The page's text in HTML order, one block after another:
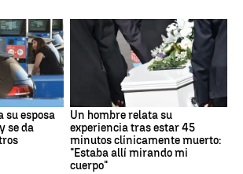
su esposa
se da
Un hombre relata su
experiencia tras estar 45
minutos clínicamente muerto:
"Estaba allí mirando mi
cuerpo"